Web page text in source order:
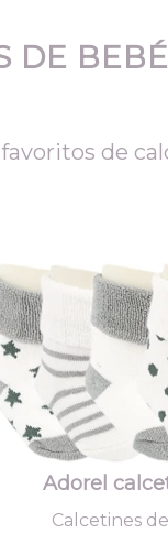
DE
de
Adorel
Calcetines